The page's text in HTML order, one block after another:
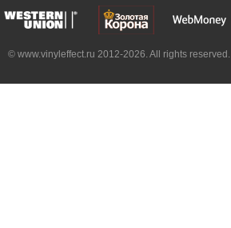
© www.vinyleffect.ru 2012-2026. All rights reserved.